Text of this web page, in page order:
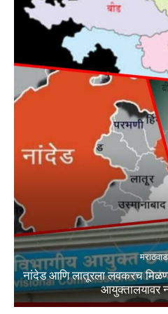
नांदेड आणि लातूरला लवकरच
आयुक्तालयावर